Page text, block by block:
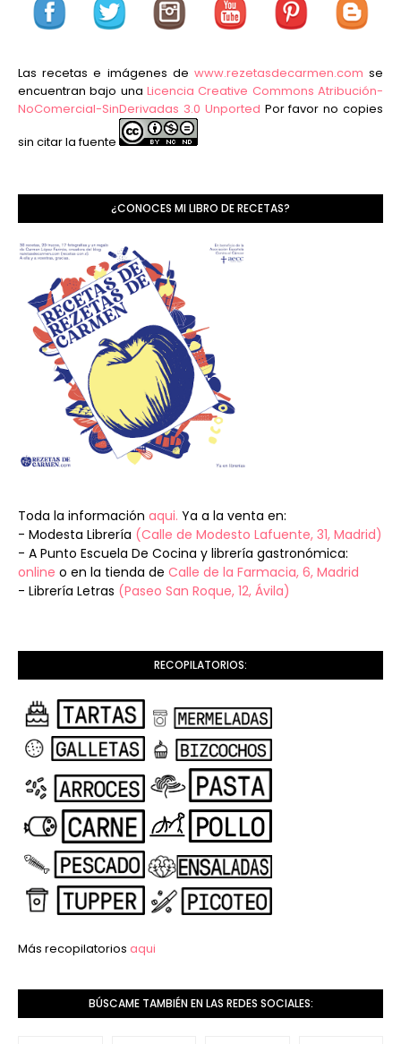
Las recetas e imágenes de www.rezetasdecarmen.com se
encuentran bajo una Licencia Creative Commons Atribución-
NoComercial-SinDerivadas 3.0 Unported Por favor no copies
sin citar la fuente
¿CONOCES MI LIBRO DE RECETAS?
Toda la información aqui. Ya a la venta en:
- Modesta Librería (Calle de Modesto Lafuente, 31, Madrid)
- A Punto Escuela De Cocina y librería gastronómica:
online o en la tienda de Calle de la Farmacia, 6, Madrid
- Librería Letras (Paseo San Roque, 12, Ávila)
RECOPILATORIOS:
Más recopilatorios aqui
BÚSCAME TAMBIÉN EN LAS REDES SOCIALES: